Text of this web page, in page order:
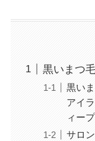
黒いまつ
黒い
アイ
ィー
サロ